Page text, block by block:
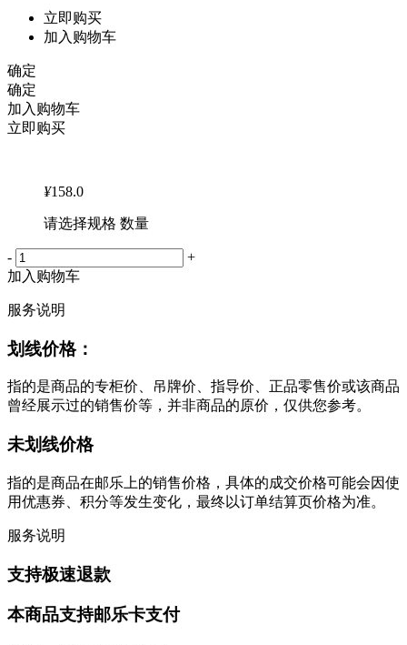
立即购买
加入购物车
确定
确定
加入购物车
立即购买
¥158.0
请选择规格 数量
-
+
加入购物车
服务说明
划线价格：
指的是商品的专柜价、吊牌价、指导价、正品零售价或该商品
曾经展示过的销售价等，并非商品的原价，仅供您参考。
未划线价格
指的是商品在邮乐上的销售价格，具体的成交价格可能会因使
用优惠券、积分等发生变化，最终以订单结算页价格为准。
服务说明
支持极速退款
本商品支持邮乐卡支付